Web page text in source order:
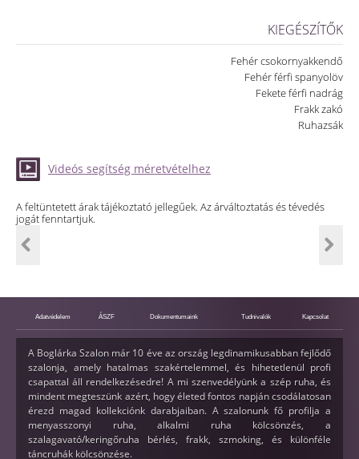
KIEGÉSZÍTŐK
Fehér csokornyakkendő
Fehér férfi spanyolöv
Fekete férfi nadrág
Frakk zakó
Ruhazsák
Videós segítség méretvételhez
A feltüntetett árak tájékoztató jellegűek. Az árváltoztatás és tévedés
jogát fenntartjuk.
Adatvédelem ÁSZF Dokumentumaink Tudnivalók Kapcsolat
A Boglárka Szalon már 10 éve az ország legdinamikusabban fejlődő
szalonja, amely hatalmas szakértelemmel, és hihetetlenül profi
csapattal áll rendelkezésedre! A mi szenvedélyünk a szép ruha, és
mindent megteszünk azért, hogy életed fontos napján csodálatosan
érezd magad kollekciónk darabjaiban. A szalonunk fő profilja a
menyasszonyi ruha, alkalmi ruha kölcsönzés, a
szalagavató/keringőruha bérlés, frakk, szmoking, és különféle
táncruhák kölcsönzése.